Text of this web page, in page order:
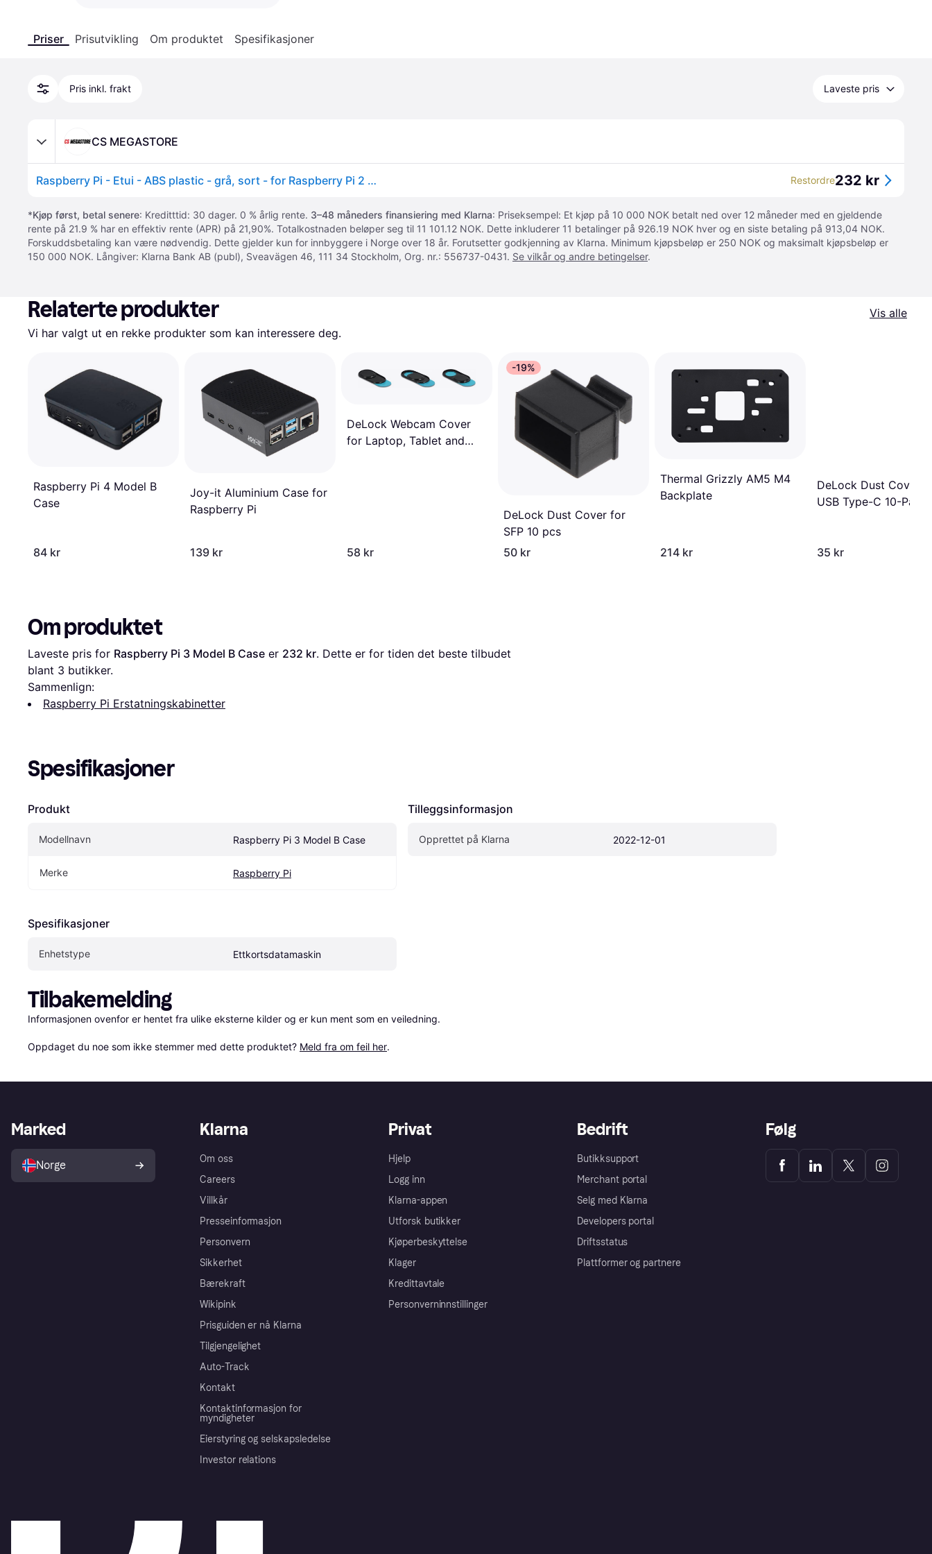
Priser Prisutvikling Om produktet Spesifikasjoner
Pris inkl. frakt Laveste pris
CS MEGASTORE
Raspberry Pi - Etui - ABS plastic - grå, sort - for Raspberry Pi 2 Model B, 3 Model B+ Restordre232 kr
*Kjøp først, betal senere: Kreditttid: 30 dager. 0 % årlig rente. 3–48 måneders finansiering med Klarna: Priseksempel: Et kjøp på 10 000 NOK betalt ned over 12 måneder med en gjeldende
rente på 21.9 % har en effektiv rente (APR) på 21,90%. Totalkostnaden beløper seg til 11 101.12 NOK. Dette inkluderer 11 betalinger på 926.19 NOK hver og en siste betaling på 913,04 NOK.
Forskuddsbetaling kan være nødvendig. Dette gjelder kun for innbyggere i Norge over 18 år. Forutsetter godkjenning av Klarna. Minimum kjøpsbeløp er 250 NOK og maksimalt kjøpsbeløp er
150 000 NOK. Långiver: Klarna Bank AB (publ), Sveavägen 46, 111 34 Stockholm, Org. nr.: 556737-0431. Se vilkår og andre betingelser.
Relaterte produkter
Vis alle
Vi har valgt ut en rekke produkter som kan interessere deg.
Raspberry Pi 4 Model B
Case
84 kr
Joy-it Aluminium Case for
Raspberry Pi
139 kr
DeLock Webcam Cover
for Laptop, Tablet and
58 kr
-19%
DeLock Dust Cover for
SFP 10 pcs
50 kr
Thermal Grizzly AM5 M4
Backplate
214 kr
DeLock Dust Cover
USB Type-C 10-Pack
35 kr
Om produktet
Laveste pris for Raspberry Pi 3 Model B Case er 232 kr. Dette er for tiden det beste tilbudet
blant 3 butikker.
Sammenlign:
Raspberry Pi Erstatningskabinetter
Spesifikasjoner
Produkt
Modellnavn Raspberry Pi 3 Model B Case
Merke Raspberry Pi
Spesifikasjoner
Enhetstype Ettkortsdatamaskin
Tilleggsinformasjon
Opprettet på Klarna 2022-12-01
Tilbakemelding
Informasjonen ovenfor er hentet fra ulike eksterne kilder og er kun ment som en veiledning.
Oppdaget du noe som ikke stemmer med dette produktet? Meld fra om feil her.
Klarna
Om oss
Careers
Villkår
Presseinformasjon
Personvern
Sikkerhet
Bærekraft
Wikipink
Prisguiden er nå Klarna
Tilgjengelighet
Auto-Track
Kontakt
Kontaktinformasjon for
myndigheter
Eierstyring og selskapsledelse
Investor relations
Privat
Hjelp
Logg inn
Klarna-appen
Utforsk butikker
Kjøperbeskyttelse
Klager
Kredittavtale
Personverninnstillinger
Bedrift
Butikksupport
Merchant portal
Selg med Klarna
Developers portal
Driftsstatus
Plattformer og partnere
Marked
Norge
Følg